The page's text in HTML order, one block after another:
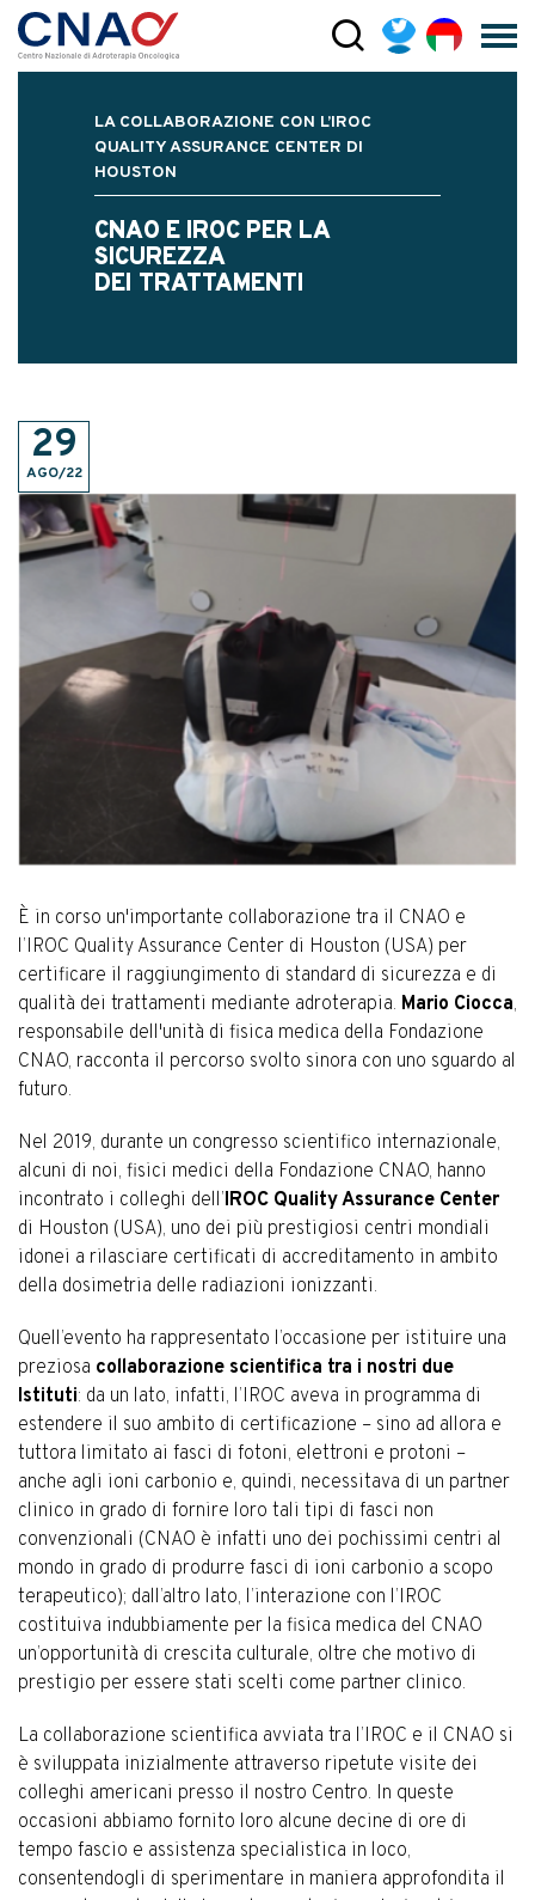
LA COLLABORAZIONE CON L’IROC
QUALITY ASSURANCE CENTER DI
HOUSTON
CNAO E IROC PER LA
SICUREZZA
DEI TRATTAMENTI
29
AGO/22
È in corso un'importante collaborazione tra il CNAO e
l’IROC Quality Assurance Center di Houston (USA) per
certificare il raggiungimento di standard di sicurezza e di
qualità dei trattamenti mediante adroterapia. Mario Ciocca,
responsabile dell'unità di fisica medica della Fondazione
CNAO, racconta il percorso svolto sinora con uno sguardo al
futuro.
Nel 2019, durante un congresso scientifico internazionale,
alcuni di noi, fisici medici della Fondazione CNAO, hanno
incontrato i colleghi dell’IROC Quality Assurance Center
di Houston (USA), uno dei più prestigiosi centri mondiali
idonei a rilasciare certificati di accreditamento in ambito
della dosimetria delle radiazioni ionizzanti.
Quell’evento ha rappresentato l’occasione per istituire una
preziosa collaborazione scientifica tra i nostri due
Istituti: da un lato, infatti, l’IROC aveva in programma di
estendere il suo ambito di certificazione – sino ad allora e
tuttora limitato ai fasci di fotoni, elettroni e protoni –
anche agli ioni carbonio e, quindi, necessitava di un partner
clinico in grado di fornire loro tali tipi di fasci non
convenzionali (CNAO è infatti uno dei pochissimi centri al
mondo in grado di produrre fasci di ioni carbonio a scopo
terapeutico); dall’altro lato, l’interazione con l’IROC
costituiva indubbiamente per la fisica medica del CNAO
un’opportunità di crescita culturale, oltre che motivo di
prestigio per essere stati scelti come partner clinico.
La collaborazione scientifica avviata tra l’IROC e il CNAO si
è sviluppata inizialmente attraverso ripetute visite dei
colleghi americani presso il nostro Centro. In queste
occasioni abbiamo fornito loro alcune decine di ore di
tempo fascio e assistenza specialistica in loco,
consentendogli di sperimentare in maniera approfondita il